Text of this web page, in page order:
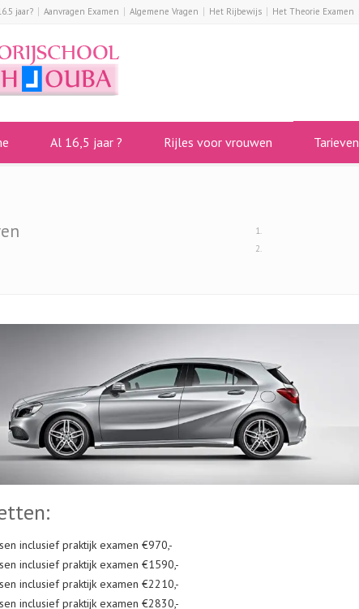
jaar? Aanvragen Examen Algemene Vragen Het Rijbewijs Het Theorie Examen
Al 16,5 jaar ? Rijles voor vrouwen Tarieven
inclusief praktijk examen €970,-
inclusief praktijk examen €1590,-
inclusief praktijk examen €2210,-
inclusief praktijk examen €2830,-